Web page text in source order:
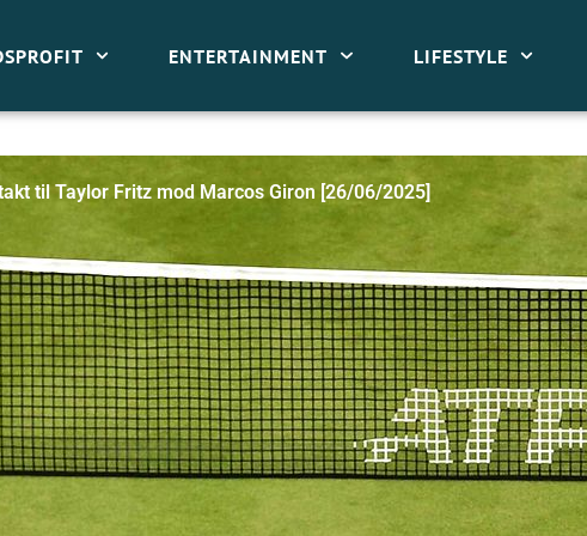
ENTERTAINMENT LIFESTYLE
til Taylor Fritz mod Marcos Giron [26/06/2025]